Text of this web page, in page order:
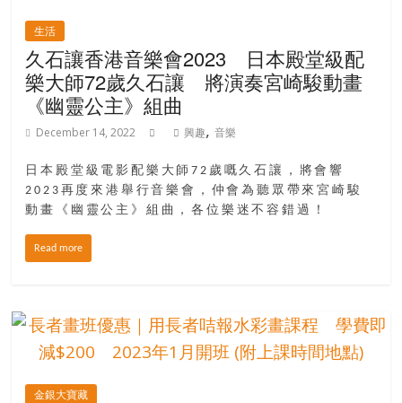
生活
久石讓香港音樂會2023 日本殿堂級配
樂大師72歲久石讓 將演奏宮崎駿動畫
《幽靈公主》組曲
December 14, 2022 興趣,音樂
日本殿堂級電影配樂大師72歲嘅久石讓，將會響
2023再度來港舉行音樂會，仲會為聽眾帶來宮崎駿
動畫《幽靈公主》組曲，各位樂迷不容錯過！
Read more
金銀大寶藏